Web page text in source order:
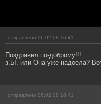
отправлено 06.02.08 16:41
Поздравил по-доброму!!!
з.Ы. или Она уже надоела?
отправлено 06.02.08 16:41